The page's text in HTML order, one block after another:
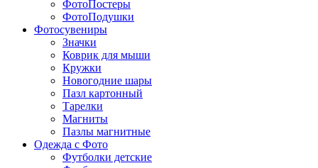
ФотоПостеры
ФотоПодушки
Фотоcувениры
Значки
Коврик для мыши
Кружки
Новогодние шары
Пазл картонный
Тарелки
Магниты
Пазлы магнитные
Одежда с Фото
Футболки детские